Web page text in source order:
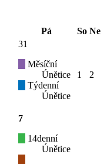
Pá So Ne
31
Měsíční
Únětice
Týdenní
Únětice
1 2
7
14denní
Únětice